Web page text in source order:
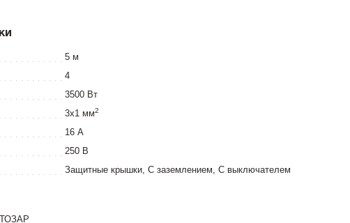
5 м
4
3500 Вт
3х1 мм2
16 А
250 В
Защитные крышки, С заземлением, С выключателем